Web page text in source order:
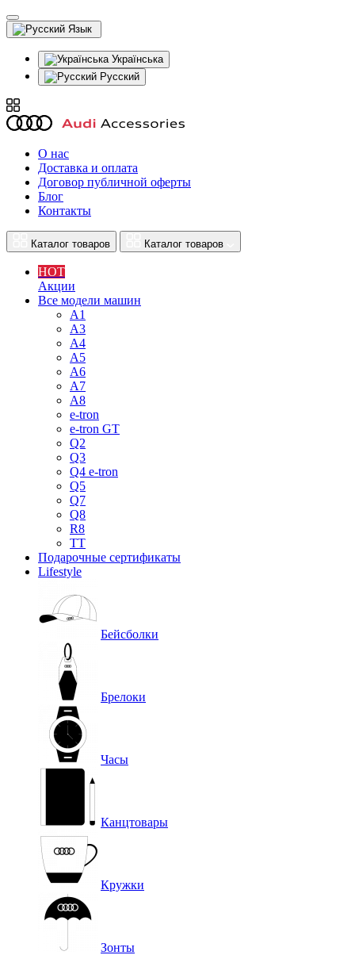
Язык
Українська
Русский
О нас
Доставка и оплата
Договор публичной оферты
Блог
Контакты
Каталог товаров Каталог товаров
HOT
Акции
Все модели машин
A1
A3
A4
A5
A6
A7
A8
e-tron
e-tron GT
Q2
Q3
Q4 e-tron
Q5
Q7
Q8
R8
TT
Подарочные сертификаты
Lifestyle
Бейсболки
Брелоки
Часы
Канцтовары
Кружки
Зонты